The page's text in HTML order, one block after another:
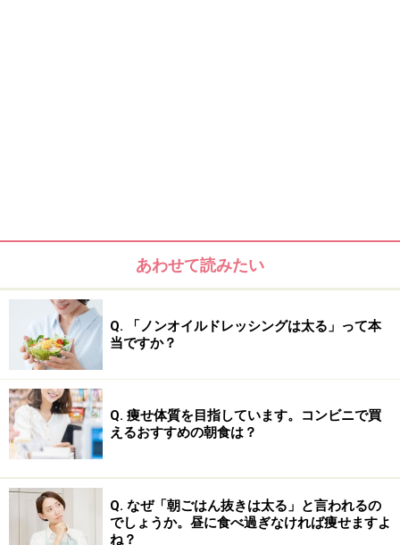
「効果的な摂取方法は？」 などの素朴な疑問について、
くわしく解説していきたいと思います。
「MCTオイル」と「ココナッツオイル」と
の違い
そもそも「MCTオイル」のMCTとは、 Medium Chain
Triglycerides＝「中鎖脂肪酸」のことで、「MCTオイ
あわせて読みたい
Q. 「ノンオイルドレッシングは太る」って本
当ですか？
Q. 痩せ体質を目指しています。コンビニで買
えるおすすめの朝食は？
Q. なぜ「朝ごはん抜きは太る」と言われるの
でしょうか。昼に食べ過ぎなければ痩せますよ
ね？